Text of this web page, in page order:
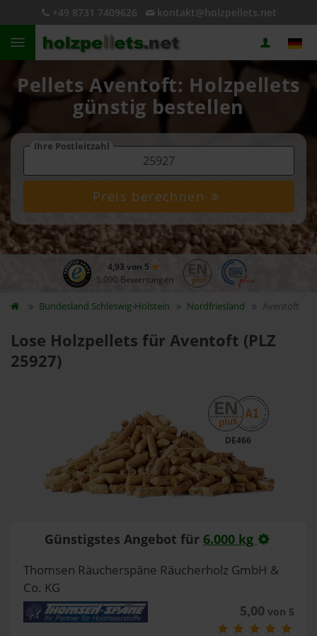
+49 8731 7409626 kontakt@holzpellets.net
Pellets Aventoft: Holzpellets
günstig bestellen
Ihre Postleitzahl
Preis berechnen
4,93 von 5
5.090 Bewertungen
Bundesland Schleswig-Holstein Nordfriesland Aventoft
Lose Holzpellets für Aventoft (PLZ
25927)
DE466
Günstigstes Angebot für 6.000 kg
Thomsen Räucherspäne Räucherholz GmbH &
Co. KG
5,00 von 5